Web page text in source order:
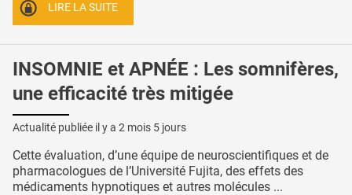
LIRE LA SUITE
INSOMNIE et APNÉE : Les somnifères,
une efficacité très mitigée
Actualité publiée il y a 2 mois 5 jours
Cette évaluation, d’une équipe de neuroscientifiques et de
pharmacologues de l’Université Fujita, des effets des
médicaments hypnotiques et autres molécules ...